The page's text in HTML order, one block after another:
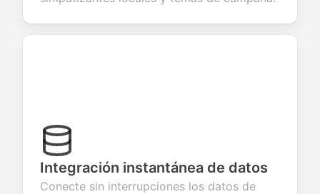
Integración instantánea de datos
Conecte sin interrupciones los datos de